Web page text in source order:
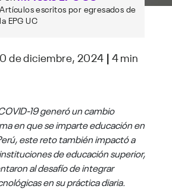
Artículos escritos por egresados de
la EPG UC
de diciembre, 2024 | 4 min
19 generó un cambio
en que se imparte educación en
este reto también impactó a
de educación superior,
al desafío de integrar
en su práctica diaria.